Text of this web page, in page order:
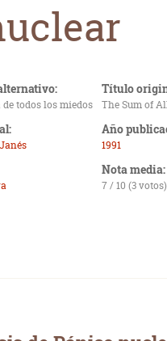
de todos los miedos
Título
The Sum of
Año
1991
Nota media:
7 / 10 (3 votos)